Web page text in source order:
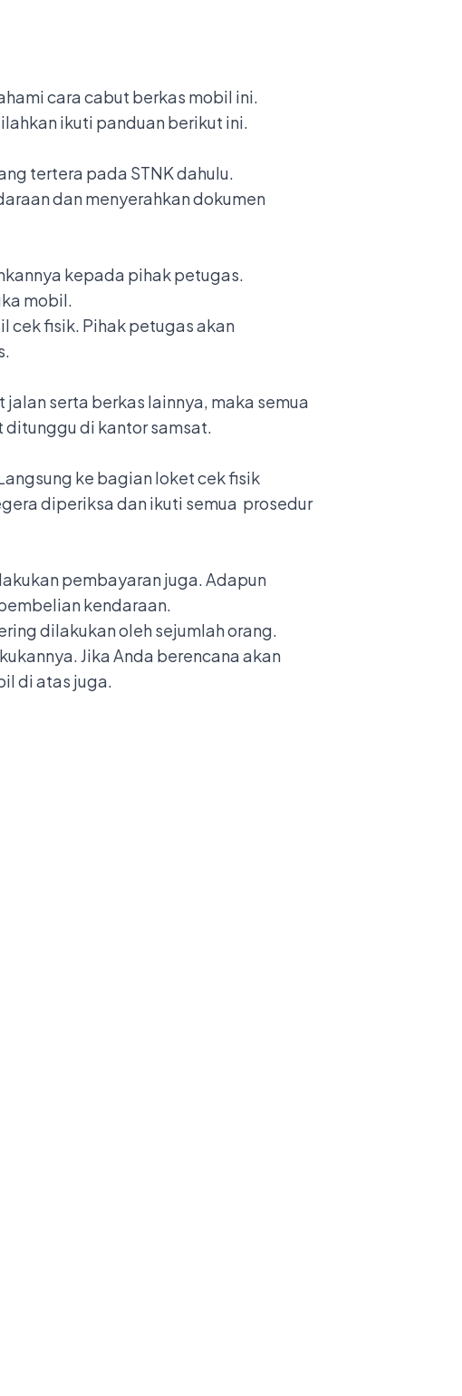
cara cabut berkas mobil ini.
ikuti panduan berikut ini.
tertera pada STNK dahulu.
dan menyerahkan dokumen
kepada pihak petugas.
mobil.
cek fisik. Pihak petugas akan
serta berkas lainnya, maka semua
di kantor samsat.
ke bagian loket cek fisik
diperiksa dan ikuti semua prosedur
pembayaran juga. Adapun
kendaraan.
dilakukan oleh sejumlah orang.
Jika Anda berencana akan
di atas juga.